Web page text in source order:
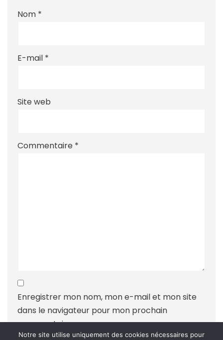
Nom *
E-mail *
Site web
Commentaire *
Enregistrer mon nom, mon e-mail et mon site
dans le navigateur pour mon prochain
commentaire.
Notre site utilise uniquement des cookies nécessaires pour